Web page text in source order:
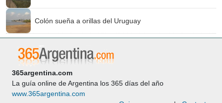
Colón sueña a orillas del Uruguay
365argentina.com
La guía online de Argentina los 365 días del año
www.365argentina.com